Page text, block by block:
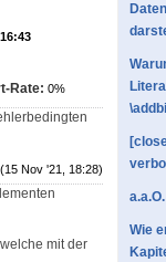
Rate: 0%
(15 Nov '21, 18:28)
mit der
Wie